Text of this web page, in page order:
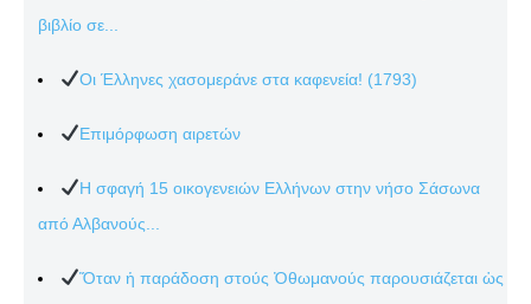
βιβλίο σε...
Οι Έλληνες χασομεράνε στα καφενεία! (1793)
Επιμόρφωση αιρετών
Η σφαγή 15 οικογενειών Ελλήνων στην νήσο Σάσωνα
από Αλβανούς...
Ὅταν ἡ παράδοση στούς Ὀθωμανούς παρουσιάζεται ὡς